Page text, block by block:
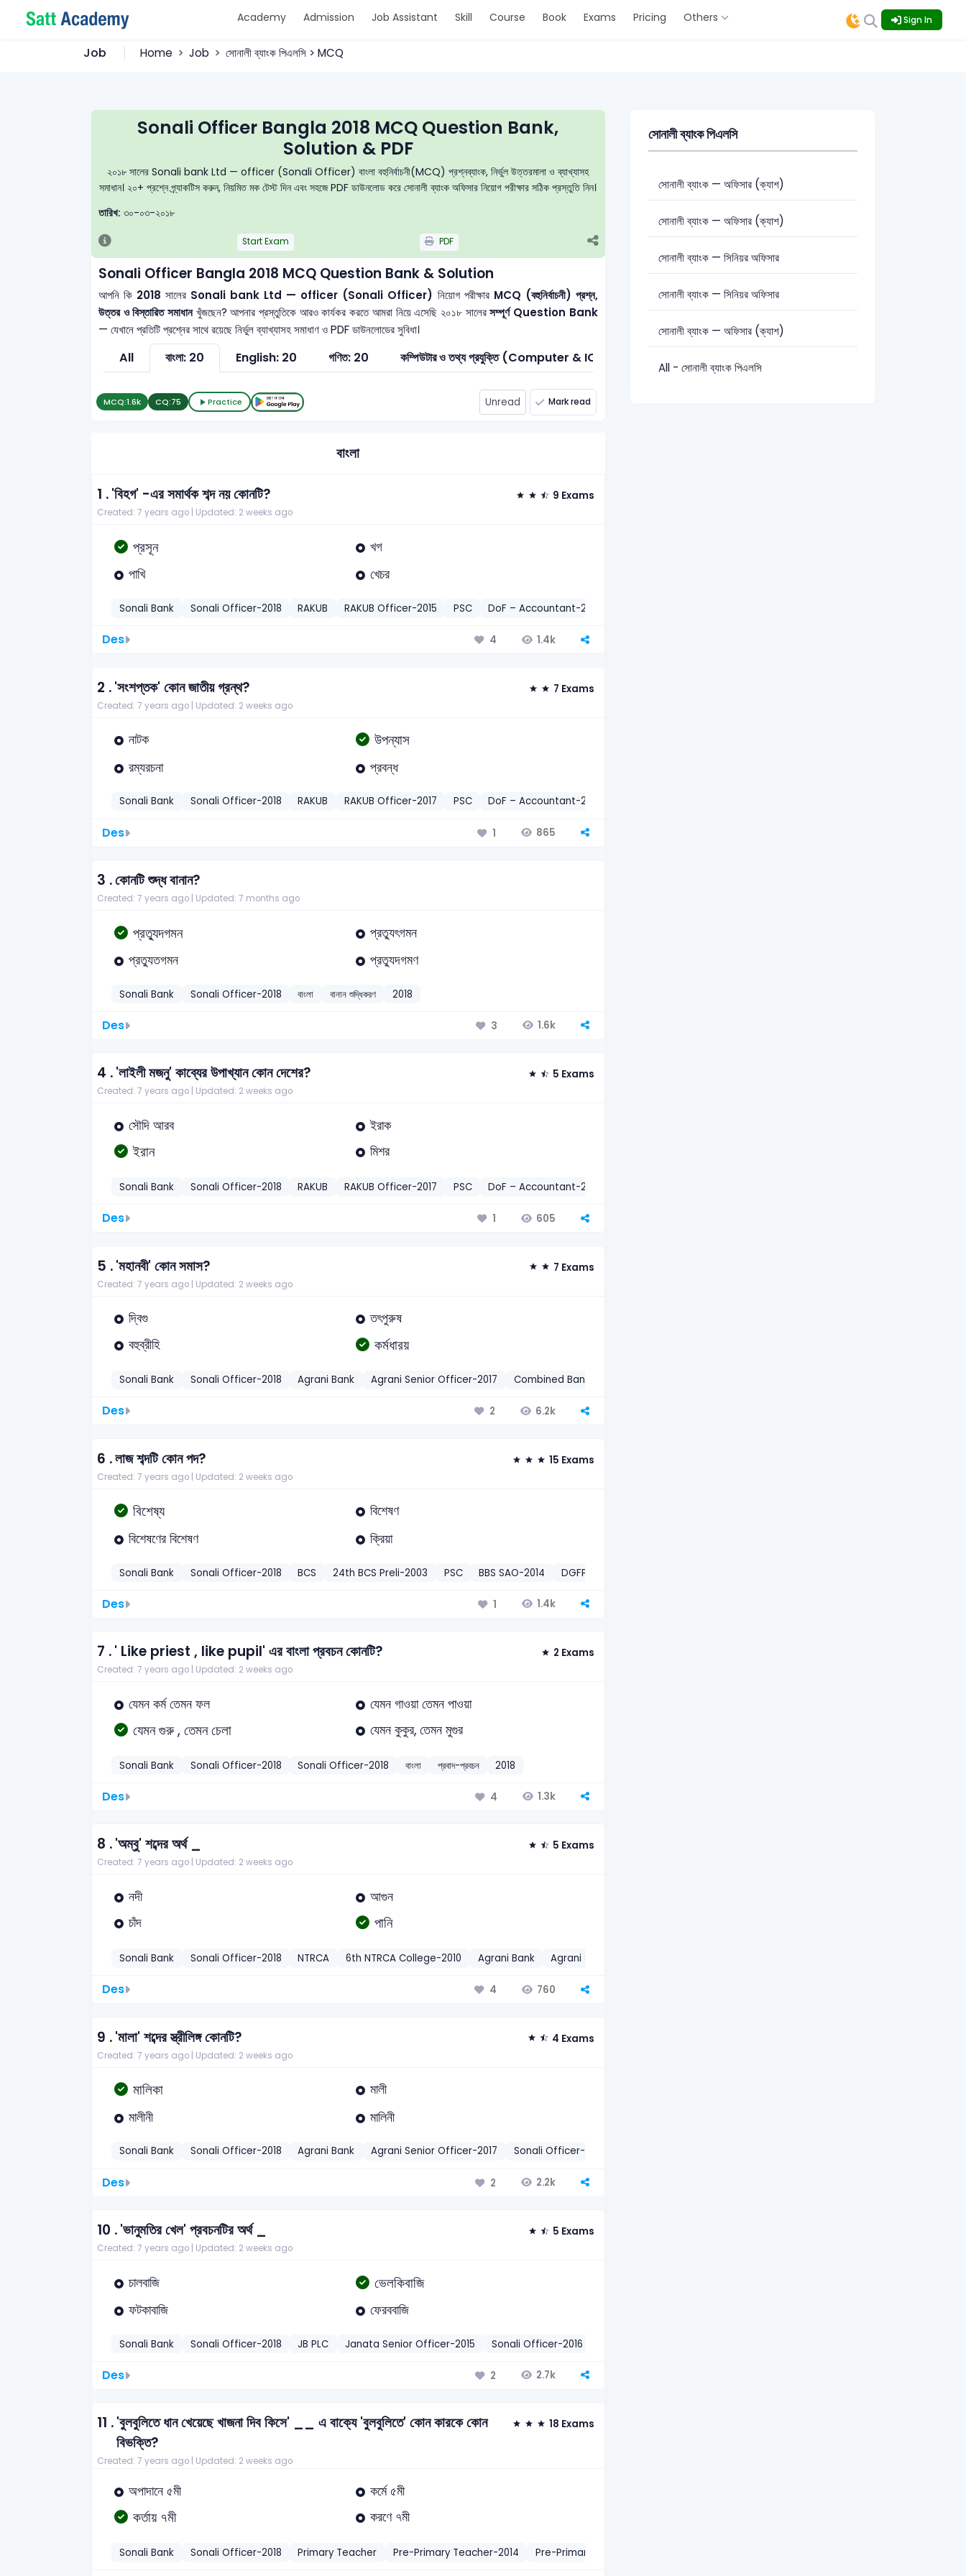
Academy Admission Job Assistant Skill Course Book Exams Pricing Others Sign In
Job Home Job সোনালী ব্যাংক পিএলসি > MCQ
Sonali Officer Bangla 2018 MCQ Question Bank,
Solution & PDF
২০১৮ সালের Sonali bank Ltd — officer (Sonali Officer) বাংলা বহুনির্বাচনী(MCQ) প্রশ্নব্যাংক, নির্ভুল উত্তরমালা ও ব্যাখ্যাসহ
সমাধান। ২০+ প্রশ্নে প্র্যাকটিস করুন, নিয়মিত মক টেস্ট দিন এবং সহজে PDF ডাউনলোড করে সোনালী ব্যাংক অফিসার নিয়োগ পরীক্ষার সঠিক প্রস্তুতি নিন।
তারিখ: ৩০-০৩-২০১৮
Start Exam PDF
Sonali Officer Bangla 2018 MCQ Question Bank & Solution
আপনি কি 2018 সালের Sonali bank Ltd — officer (Sonali Officer) নিয়োগ পরীক্ষার MCQ (বহুনির্বাচনী) প্রশ্ন,
উত্তর ও বিস্তারিত সমাধানখুঁজছেন? আপনার প্রস্তুতিকে আরও কার্যকর করতে আমরা নিয়ে এসেছি ২০১৮ সালেরসম্পূর্ণ Question Bank
— যেখানে প্রতিটি প্রশ্নের সাথে রয়েছে নির্ভুল ব্যাখ্যাসহ সমাধাণ ও PDF ডাউনলোডের সুবিধা।
All বাংলা: 20 English: 20 গণিত: 20 কম্পিউটার ও তথ্য প্রযুক্তি (Computer & ICT): 3
MCQ:1.6k CQ:75 Practice Unread Mark read
বাংলা
1 .'বিহগ' -এর সমার্থক শব্দ নয় কোনটি? 9 Exams
Created: 7 years ago | Updated: 2 weeks ago
প্রসূন
খগ
পাখি
খেচর
Sonali Bank Sonali Officer-2018 RAKUB RAKUB Officer-2015 PSC DoF – Accountant-2018
Des 4 1.4k
2 .'সংশপ্তক' কোন জাতীয় গ্রন্থ? 7 Exams
Created: 7 years ago | Updated: 2 weeks ago
নাটক উপন্যাস
রম্যরচনা প্রবন্ধ
Sonali Bank Sonali Officer-2018 RAKUB RAKUB Officer-2017 PSC DoF – Accountant-2018
Des 1 865
3 .কোনটি শুদ্ধ বানান?
Created: 7 years ago | Updated: 7 months ago
প্রত্যুদগমন
প্রত্যুৎগমন
প্রত্যুতগমন
প্রত্যুদগমণ
Sonali Bank Sonali Officer-2018 বাংলা বানান শুদ্ধিকরণ 2018
Des 3 1.6k
4 .'লাইলী মজনু' কাব্যের উপাখ্যান কোন দেশের? 5 Exams
Created: 7 years ago | Updated: 2 weeks ago
সৌদি আরব ইরাক
ইরান মিশর
Sonali Bank Sonali Officer-2018 RAKUB RAKUB Officer-2017 PSC DoF – Accountant-2018
Des 1 605
5 .'মহানবী' কোন সমাস? 7 Exams
Created: 7 years ago | Updated: 2 weeks ago
দ্বিগু
তৎপুরুষ
বহুব্রীহি
কর্মধারয়
Sonali Bank Sonali Officer-2018 Agrani Bank Agrani Senior Officer-2017 Combined Bank
Des 2 6.2k
6 .লাজ শব্দটি কোন পদ? 15 Exams
Created: 7 years ago | Updated: 2 weeks ago
বিশেষ্য
বিশেষণ
বিশেষণের বিশেষণ
ক্রিয়া
Sonali Bank Sonali Officer-2018 BCS 24th BCS Preli-2003 PSC BBS SAO-2014 DGFP SACMO-2014
Des 1 1.4k
7 .' Like priest , like pupil' এর বাংলা প্রবচন কোনটি? 2 Exams
Created: 7 years ago | Updated: 2 weeks ago
যেমন কর্ম তেমন ফল যেমন গাওয়া তেমন পাওয়া
যেমন গুরু , তেমন চেলা যেমন কুকুর, তেমন মুগুর
Sonali Bank Sonali Officer-2018 Sonali Officer-2018 বাংলা প্রবাদ-প্রবচন 2018
Des 4 1.3k
8 .'অম্বু' শব্দের অর্থ _ 5 Exams
Created: 7 years ago | Updated: 2 weeks ago
নদী
আগুন
চাঁদ
পানি
Sonali Bank Sonali Officer-2018 NTRCA 6th NTRCA College-2010 Agrani Bank Agrani Senior Officer-2017
Des 4 760
9 .'মালা' শব্দের স্ত্রীলিঙ্গ কোনটি? 4 Exams
Created: 7 years ago | Updated: 2 weeks ago
মালিকা
মালী
মালীনী
মালিনী
Sonali Bank Sonali Officer-2018 Agrani Bank Agrani Senior Officer-2017 Sonali Officer-2018
Des 2 2.2k
10 .'ভানুমতির খেল' প্রবচনটির অর্থ _ 5 Exams
Created: 7 years ago | Updated: 2 weeks ago
চালবাজি ভেলকিবাজি
ফটকাবাজি ফেরববাজি
Sonali Bank Sonali Officer-2018 JB PLC Janata Senior Officer-2015 Sonali Officer-2016
Des 2 2.7k
11 .'বুলবুলিতে ধান খেয়েছে খাজনা দিব কিসে' __ এ বাক্যে 'বুলবুলিতে' কোন কারকে কোন
বিভক্তি?
18 Exams
Created: 7 years ago | Updated: 2 weeks ago
অপাদানে ৫মী কর্মে ৫মী
কর্তায় ৭মী করণে ৭মী
Sonali Bank Sonali Officer-2018 Primary Teacher Pre-Primary Teacher-2014 Pre-Primary Teacher-2013
সোনালী ব্যাংক পিএলসি
সোনালী ব্যাংক — অফিসার (ক্যাশ)
সোনালী ব্যাংক — অফিসার (ক্যাশ)
সোনালী ব্যাংক — সিনিয়র অফিসার
সোনালী ব্যাংক — সিনিয়র অফিসার
সোনালী ব্যাংক — অফিসার (ক্যাশ)
All - সোনালী ব্যাংক পিএলসি